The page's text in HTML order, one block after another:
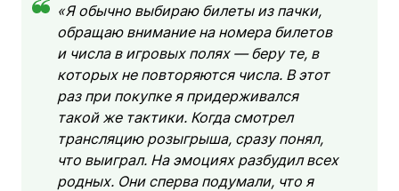
«Я обычно выбираю билеты из пачки,
обращаю внимание на номера билетов
и числа в игровых полях — беру те, в
которых не повторяются числа. В этот
раз при покупке я придерживался
такой же тактики. Когда смотрел
трансляцию розыгрыша, сразу понял,
что выиграл. На эмоциях разбудил всех
родных. Они сперва подумали, что я